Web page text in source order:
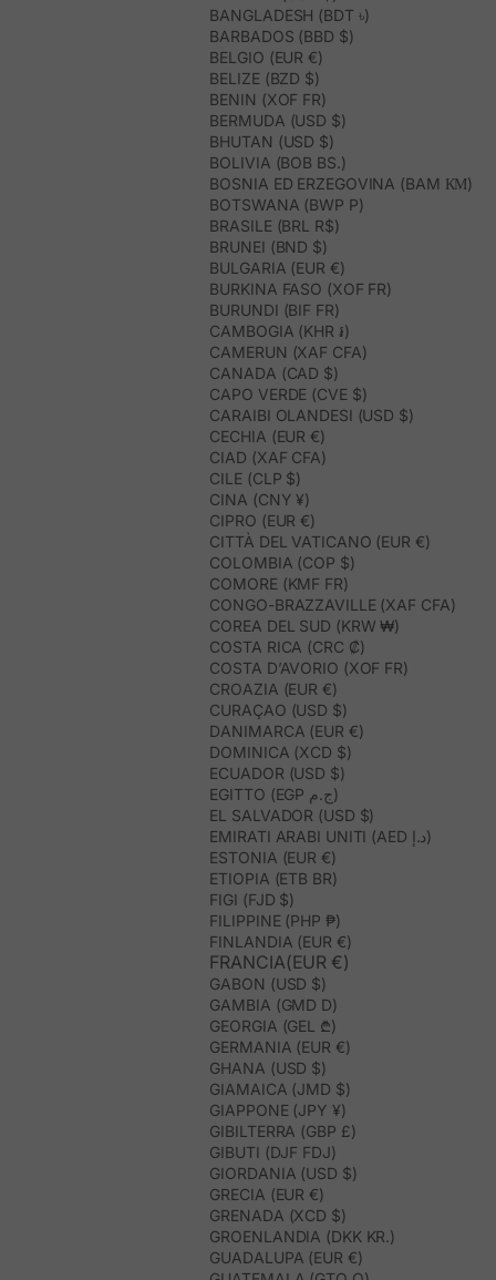
BANGLADESH (BDT ৳)
BARBADOS (BBD $)
BELGIO (EUR €)
BELIZE (BZD $)
BENIN (XOF FR)
BERMUDA (USD $)
BHUTAN (USD $)
BOLIVIA (BOB BS.)
BOSNIA ED ERZEGOVINA (BAM КМ)
BOTSWANA (BWP P)
BRASILE (BRL R$)
BRUNEI (BND $)
BULGARIA (EUR €)
BURKINA FASO (XOF FR)
BURUNDI (BIF FR)
CAMBOGIA (KHR ៛)
CAMERUN (XAF CFA)
CANADA (CAD $)
CAPO VERDE (CVE $)
CARAIBI OLANDESI (USD $)
CECHIA (EUR €)
CIAD (XAF CFA)
CILE (CLP $)
CINA (CNY ¥)
CIPRO (EUR €)
CITTÀ DEL VATICANO (EUR €)
COLOMBIA (COP $)
COMORE (KMF FR)
CONGO-BRAZZAVILLE (XAF CFA)
COREA DEL SUD (KRW ₩)
COSTA RICA (CRC ₡)
COSTA D’AVORIO (XOF FR)
CROAZIA (EUR €)
CURAÇAO (USD $)
DANIMARCA (EUR €)
DOMINICA (XCD $)
ECUADOR (USD $)
EGITTO (EGP ج.م)
EL SALVADOR (USD $)
EMIRATI ARABI UNITI (AED د.إ)
ESTONIA (EUR €)
ETIOPIA (ETB BR)
FIGI (FJD $)
FILIPPINE (PHP ₱)
FINLANDIA (EUR €)
FRANCIA(EUR €)
GABON (USD $)
GAMBIA (GMD D)
GEORGIA (GEL ₾)
GERMANIA (EUR €)
GHANA (USD $)
GIAMAICA (JMD $)
GIAPPONE (JPY ¥)
GIBILTERRA (GBP £)
GIBUTI (DJF FDJ)
GIORDANIA (USD $)
GRECIA (EUR €)
GRENADA (XCD $)
GROENLANDIA (DKK KR.)
GUADALUPA (EUR €)